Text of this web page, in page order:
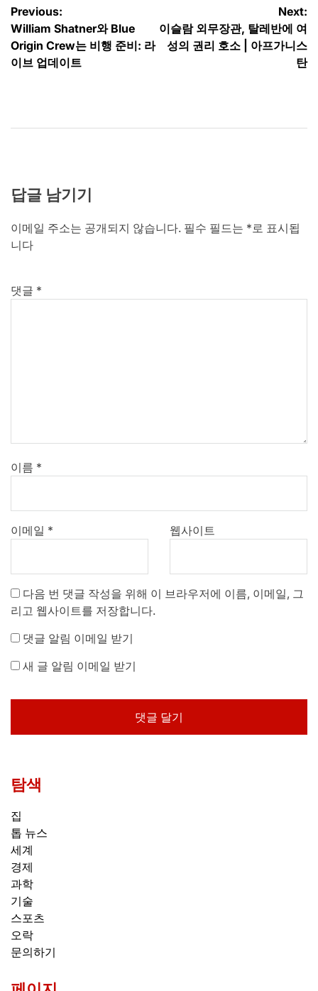
글
탐
색
Previous:
William Shatner와 Blue
Origin Crew는 비행 준비: 라
이브 업데이트
Next:
이슬람 외무장관, 탈레반에 여
성의 권리 호소 | 아프가니스
탄
답글 남기기
이메일 주소는 공개되지 않습니다. 필수 필드는 *로 표시됩
니다
댓글 *
이름 *
이메일 * 웹사이트
다음 번 댓글 작성을 위해 이 브라우저에 이름, 이메일, 그
리고 웹사이트를 저장합니다.
댓글 알림 이메일 받기
새 글 알림 이메일 받기
탐색
집
톱 뉴스
세계
경제
과학
기술
스포츠
오락
문의하기